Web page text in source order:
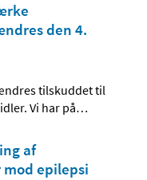
den 4.
tilskuddet til
Vi har på…
af
epilepsi